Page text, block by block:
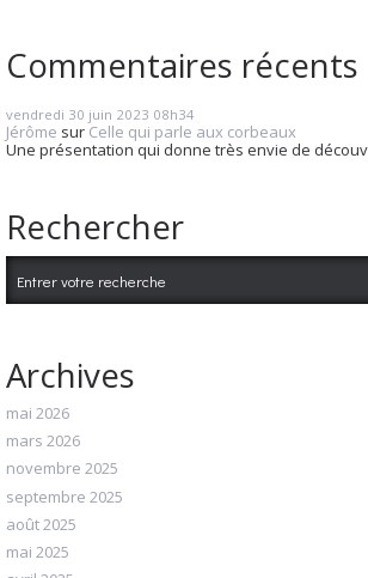
Commentaires récents
vendredi 30 juin 2023 08h34
Jérôme sur Celle qui parle aux corbeaux
Une présentation qui donne très envie de
Rechercher
Archives
mai 2026
mars 2026
novembre 2025
septembre 2025
août 2025
mai 2025